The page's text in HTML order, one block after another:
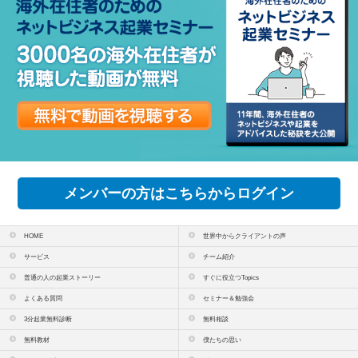
メンバーの方はこちらからログイン
HOME 世界中からクライアントの声
サービス チーム紹介
普通の人の起業ストーリー すぐに役立つTopics
よくある質問 セミナー＆勉強会
3分起業無料診断 無料相談
無料教材 僕たちの思い